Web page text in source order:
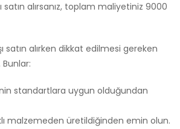
alırsanız, toplam maliyetiniz 9000
satın alırken dikkat edilmesi gereken
Bunlar:
standartlara uygun olduğundan
malzemeden üretildiğinden emin olun.